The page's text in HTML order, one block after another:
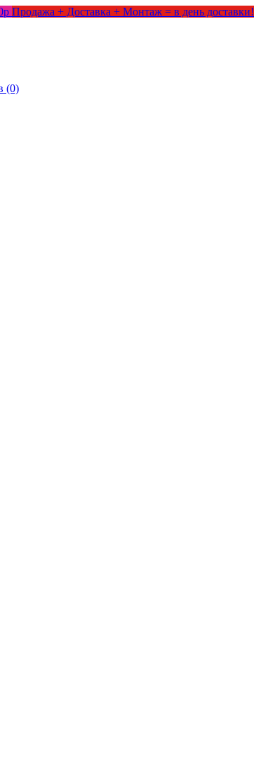
Продажа + Доставка + Монтаж = в день доставки!
(0)